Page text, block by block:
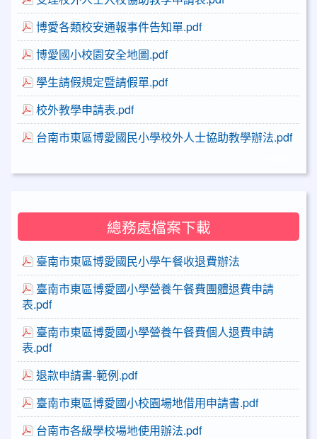
博愛各類校安通報事件告知單.pdf
博愛國小校園安全地圖.pdf
學生請假規定暨請假單.pdf
校外教學申請表.pdf
台南市東區博愛國民小學校外人士協助教學辦法.pdf
總務處檔案下載
臺南市東區博愛國民小學午餐收退費辦法
臺南市東區博愛國小學營養午餐費團體退費申請
表.pdf
臺南市東區博愛國小學營養午餐費個人退費申請
表.pdf
退款申請書-範例.pdf
臺南市東區博愛國小校園場地借用申請書.pdf
台南市各級學校場地使用辦法.pdf